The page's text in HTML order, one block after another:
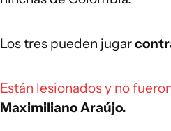
Los tres pueden jugar
Están lesionados y no
Maximiliano Araújo.